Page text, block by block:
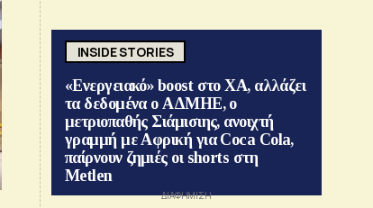
INSIDE STORIES
«Ενεργειακό» boost στο ΧΑ, αλλάζει
τα δεδομένα ο ΑΔΜΗΕ, ο
μετριοπαθής Σιάμισιης, ανοιχτή
γραμμή με Αφρική για Coca Cola,
παίρνουν ζημιές οι shorts στη
Metlen